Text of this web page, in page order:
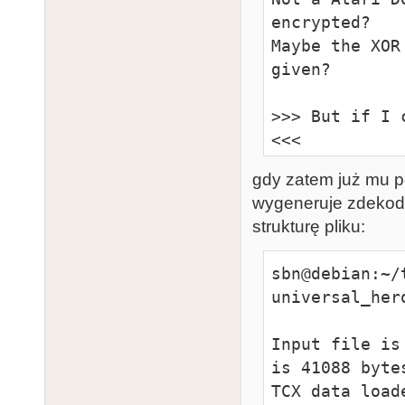
ef af 93 5f
a7 10 ad ae
standard
encrypted?
Maybe the
given?
>>> But if I
<<<
gdy zatem już mu
wygeneruje
strukturę pliku:
Input file is
is 41088
TCX data